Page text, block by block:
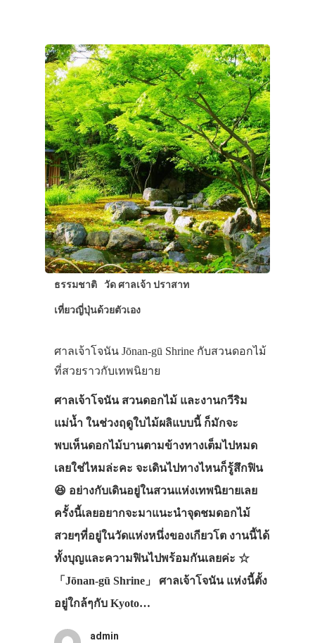
ธรรมชาติ วัด ศาลเจ้า ปราสาท
เที่ยวญี่ปุ่นด้วยตัวเอง
ศาลเจ้าโจนัน Jōnan-gū Shrine กับสวนดอกไม้
ที่สวยราวกับเทพนิยาย
ศาลเจ้าโจนัน สวนดอกไม้ และงานกวีริม
แม่น้ำ ในช่วงฤดูใบไม้ผลิแบบนี้ ก็มักจะ
พบเห็นดอกไม้บานตามข้างทางเต็มไปหมด
เลยใช่ไหมล่ะคะ จะเดินไปทางไหนก็รู้สึกฟิน
😆 อย่างกับเดินอยู่ในสวนแห่งเทพนิยายเลย
ครั้งนี้เลยอยากจะมาแนะนำจุดชมดอกไม้
สวยๆที่อยู่ในวัดแห่งหนึ่งของเกียวโต งานนี้ได้
ทั้งบุญและความฟินไปพร้อมกันเลยค่ะ ☆
「Jōnan-gū Shrine」 ศาลเจ้าโจนัน แห่งนี้ตั้ง
อยู่ใกล้ๆกับ Kyoto…
admin